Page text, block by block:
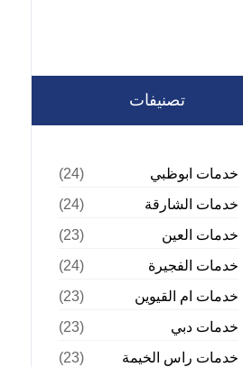
تصنيفات
خدمات ابوظبي
(24)
خدمات الشارقة
(24)
خدمات العين
(23)
خدمات الفجيرة
(24)
خدمات ام القيوين
(23)
خدمات دبي
(23)
خدمات راس الخيمة
(23)